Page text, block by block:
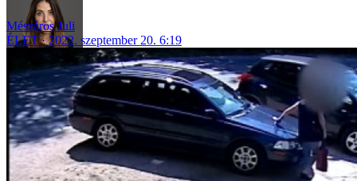
Mészáros Juli
ÉLET
2022. szeptember 20. 6:19